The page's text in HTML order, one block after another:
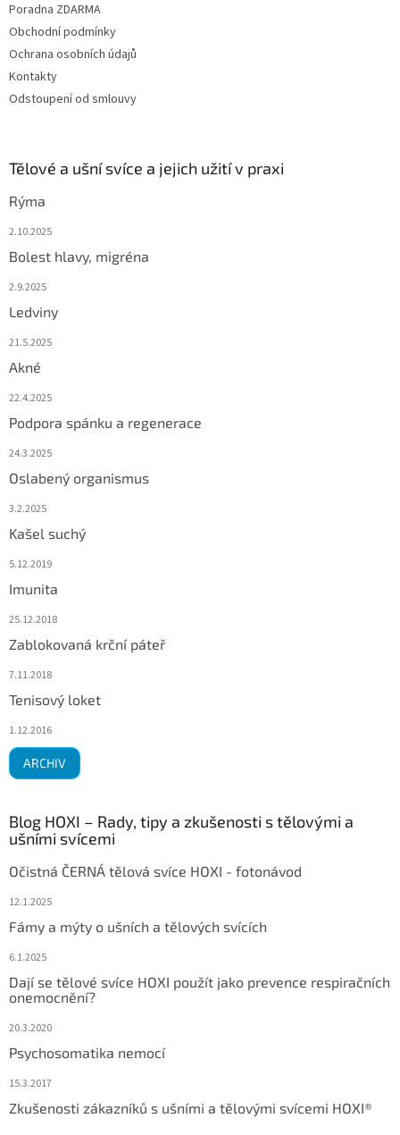
Poradna ZDARMA
Obchodní podmínky
Ochrana osobních údajů
Kontakty
Odstoupení od smlouvy
Tělové a ušní svíce a jejich užití v praxi
Rýma
2.10.2025
Bolest hlavy, migréna
2.9.2025
Ledviny
21.5.2025
Akné
22.4.2025
Podpora spánku a regenerace
24.3.2025
Oslabený organismus
3.2.2025
Kašel suchý
5.12.2019
Imunita
25.12.2018
Zablokovaná krční páteř
7.11.2018
Tenisový loket
1.12.2016
ARCHIV
Blog HOXI – Rady, tipy a zkušenosti s tělovými a
ušními svícemi
Očistná ČERNÁ tělová svíce HOXI - fotonávod
12.1.2025
Fámy a mýty o ušních a tělových svících
6.1.2025
Dají se tělové svíce HOXI použít jako prevence respiračních
onemocnění?
20.3.2020
Psychosomatika nemocí
15.3.2017
Zkušenosti zákazníků s ušními a tělovými svícemi HOXI®